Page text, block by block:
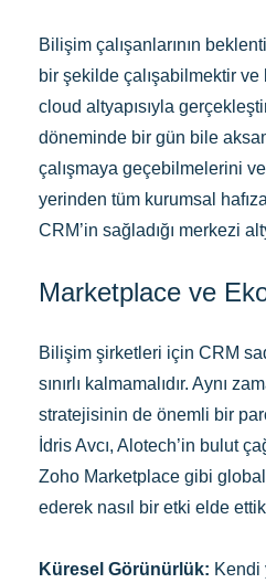
Bilişim çalışanlarının
bir şekilde çalışabilmektir
cloud altyapısıyla
döneminde bir gün bile
çalışmaya geçebilmelerini
yerinden tüm kurumsal
CRM’in sağladığı merkezi
Marketplace ve
Bilişim şirketleri için CRM
sınırlı kalmamalıdır. Aynı
stratejisinin de önemli bir
İdris Avcı, Alotech’in bulut
Zoho Marketplace gibi
ederek nasıl bir etki elde
Küresel Görünürlük: Kendi